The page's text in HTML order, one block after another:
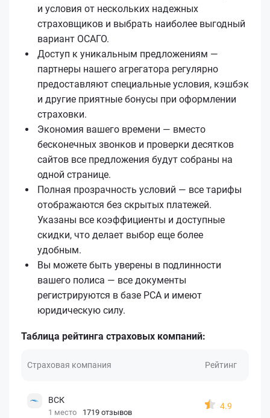
и условия от нескольких надежных
страховщиков и выбрать наиболее выгодный
вариант ОСАГО.
Доступ к уникальным предложениям —
партнеры нашего агрегатора регулярно
предоставляют специальные условия, кэшбэк
и другие приятные бонусы при оформлении
страховки.
Экономия вашего времени — вместо
бесконечных звонков и проверки десятков
сайтов все предложения будут собраны на
одной странице.
Полная прозрачность условий — все тарифы
отображаются без скрытых платежей.
Указаны все коэффициенты и доступные
скидки, что делает выбор еще более
удобным.
Вы можете быть уверены в подлинности
вашего полиса — все документы
регистрируются в базе РСА и имеют
юридическую силу.
Таблица рейтинга страховых компаний:
Страховая компания Рейтинг
ВСК
1 место 1719 отзывов
4.9